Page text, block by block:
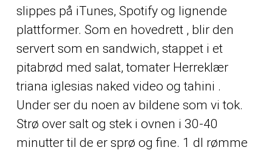
slippes på iTunes, Spotify og lignende
plattformer. Som en hovedrett , blir den
servert som en sandwich, stappet i et
pitabrød med salat, tomater Herreklær
triana iglesias naked video og tahini .
Under ser du noen av bildene som vi tok.
Strø over salt og stek i ovnen i 30-40
minutter til de er sprø og fine. 1 dl rømme